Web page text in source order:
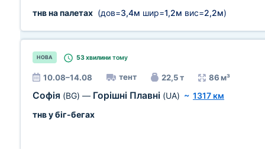
тнв на палетах (дов=3,4м шир=1,2м вис=2,2м)
НОВА 53 хвилини тому
10.08–14.08 тент 22,5 т 86 м³
Софія (BG) — Горішні Плавні (UA) ~ 1317 км
тнв у біг-бегах